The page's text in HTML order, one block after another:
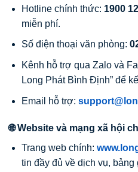
Hotline chính thức: 1900
miễn phí.
Số điện thoại văn phòng:
Kênh hỗ trợ qua Zalo và
Long Phát Bình Định” để
Email hỗ trợ:
🌐 Website và mạng xã hội
Trang web chính:
tin đầy đủ về dịch vụ,